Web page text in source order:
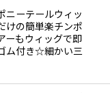
ニーテールウィッ
けの簡単楽チンポ
ーもウィッグで即
ム付き☆細かい三